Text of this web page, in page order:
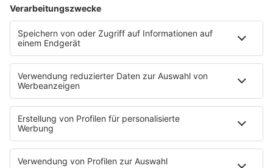
Livestreams
Playlist Breakdown
Programschedule
KISS NATION
Aktionen
Connect
Team